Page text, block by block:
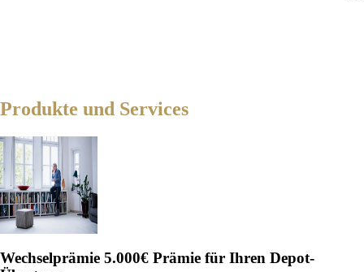
Produkte und Services
Wechselprämie 5.000€ Prämie für Ihren Depot-